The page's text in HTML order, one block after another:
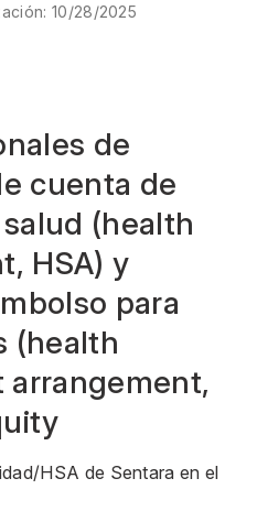
: 10/28/2025
de
cuenta de
(health
HSA) y
para
(health
arrangement,
HSA de Sentara en el